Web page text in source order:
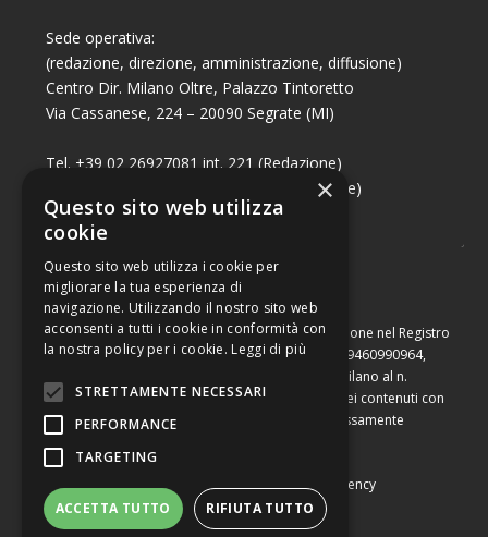
Sede operativa:
(redazione, direzione, amministrazione, diffusione)
Centro Dir. Milano Oltre, Palazzo Tintoretto
Via Cassanese, 224 – 20090 Segrate (MI)
Tel. +39 02 26927081 int. 221 (Redazione)
Tel. +39 02 26927081 int. 224 (Commerciale)
Fax +39 02 26951006
Capitale sociale di Euro 10.000,00 – Numero di iscrizione nel Registro
delle Imprese di Milano, partita Iva e codice fiscale 09460990964,
iscritta al Repertorio Economico Amministrativo di Milano al n.
2091710. È vietata la riproduzione, anche parziale, dei contenuti con
qualsiasi mezzo, compresa la stampa, se non espressamente
Copyright © Converting srl | Privacy Policy|Web Agency
×
Questo sito web utilizza
cookie
Questo sito web utilizza i cookie per
migliorare la tua esperienza di
navigazione. Utilizzando il nostro sito web
acconsenti a tutti i cookie in conformità con
la nostra policy per i cookie. Leggi di più
STRETTAMENTE NECESSARI
PERFORMANCE
TARGETING
ACCETTA TUTTO RIFIUTA TUTTO